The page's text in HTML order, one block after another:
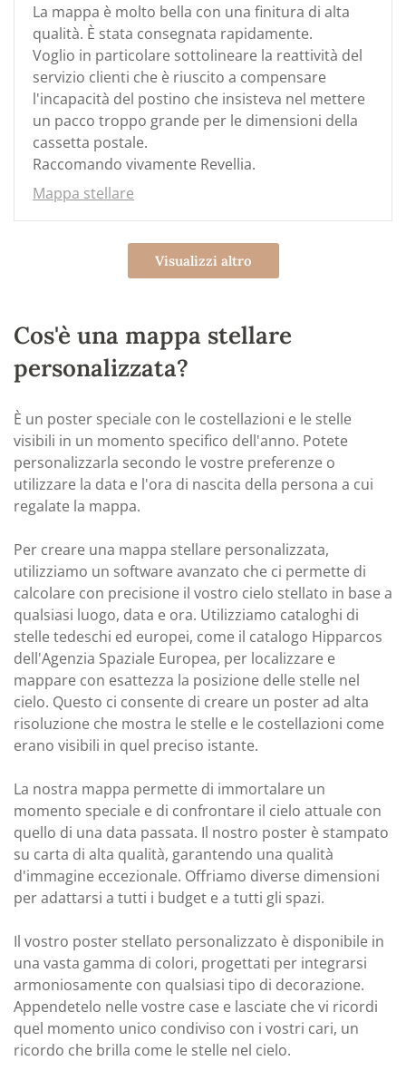
La mappa è molto bella con una finitura di alta
qualità. È stata consegnata rapidamente.
Voglio in particolare sottolineare la reattività del
servizio clienti che è riuscito a compensare
l'incapacità del postino che insisteva nel mettere
un pacco troppo grande per le dimensioni della
cassetta postale.
Raccomando vivamente Revellia.
Mappa stellare
Visualizzi altro
Cos'è una mappa stellare
personalizzata?
È un poster speciale con le costellazioni e le stelle
visibili in un momento specifico dell'anno. Potete
personalizzarla secondo le vostre preferenze o
utilizzare la data e l'ora di nascita della persona a cui
regalate la mappa.
Per creare una mappa stellare personalizzata,
utilizziamo un software avanzato che ci permette di
calcolare con precisione il vostro cielo stellato in base a
qualsiasi luogo, data e ora. Utilizziamo cataloghi di
stelle tedeschi ed europei, come il catalogo Hipparcos
dell'Agenzia Spaziale Europea, per localizzare e
mappare con esattezza la posizione delle stelle nel
cielo. Questo ci consente di creare un poster ad alta
risoluzione che mostra le stelle e le costellazioni come
erano visibili in quel preciso istante.
La nostra mappa permette di immortalare un
momento speciale e di confrontare il cielo attuale con
quello di una data passata. Il nostro poster è stampato
su carta di alta qualità, garantendo una qualità
d'immagine eccezionale. Offriamo diverse dimensioni
per adattarsi a tutti i budget e a tutti gli spazi.
Il vostro poster stellato personalizzato è disponibile in
una vasta gamma di colori, progettati per integrarsi
armoniosamente con qualsiasi tipo di decorazione.
Appendetelo nelle vostre case e lasciate che vi ricordi
quel momento unico condiviso con i vostri cari, un
ricordo che brilla come le stelle nel cielo.